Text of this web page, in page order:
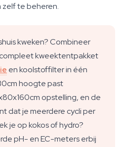
zelf te beheren.
kweken? Combineer
kweektentpakket
en koolstoffilter in één
hoogte past
opstelling, en de
dat je meerdere cycli per
je op kokos of hydro?
pH- en EC-meters erbij